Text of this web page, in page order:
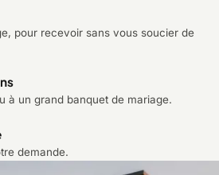
pour recevoir sans vous soucier de
à un grand banquet de mariage.
demande.